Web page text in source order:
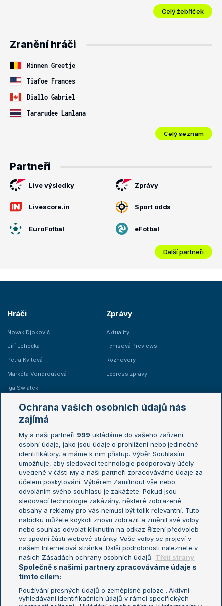
Celý žebříček
Zranění hráči
Minnen Greetje
Tiafoe Frances
Diallo Gabriel
Tararudee Lanlana
Celý seznam
Partneři
Live výsledky Zprávy
Livescore.in Sport odds
EuroFotbal eFotbal
Další partneři
Hráči
Novak Djokovič
Jiří Lehečka
Petra Kvitová
Markéta Vondroušová
Iga Swiatek
Zprávy
Aktuality
Tenisová Previews
Rozhovory
Express zprávy
Žebříčky
Žebříček ATP (muži)
Žebříček WTA (ženy)
Sázkařský žebříček
Australian Open
French Open
Wimbledon
US Open
Turnaj mistrů
Turnaj mistryň
Aktualní trendy
Fotbalové přestupy
Livesport Daily
LS Prague Open
Ochrana vašich osobních údajů nás
zajímá
My a naši partneři 999 ukládáme do vašeho zařízení
osobní údaje, jako jsou údaje o prohlížení nebo jedinečné
identifikátory, a máme k nim přístup. Výběr Souhlasím
umožňuje, aby sledovací technologie podporovaly účely
uvedené v části My a naši partneři zpracováváme údaje za
účelem poskytování. Výběrem Zamítnout vše nebo
odvoláním svého souhlasu je zakážete. Pokud jsou
sledovací technologie zakázány, některé zobrazené
obsahy a reklamy pro vás nemusí být tolik relevantní. Tuto
nabídku můžete kdykoli znovu zobrazit a změnit své volby
nebo souhlas odvolat kliknutím na odkaz Řízení předvoleb
ve spodní části webové stránky. Vaše volby se projeví v
našem Internetová stránka. Další podrobnosti naleznete v
našich Zásadách ochrany osobních údajů. Třetí strany
Společně s našimi partnery zpracováváme údaje s
tímto cílem:
Používání přesných údajů o zeměpisné poloze . Aktivní
vyhledávání identifikačních údajů v rámci specifických